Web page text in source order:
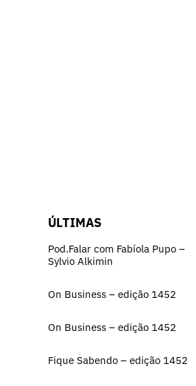
ÚLTIMAS
Pod.Falar com Fabíola Pupo –
Sylvio Alkimin
On Business – edição 1452
On Business – edição 1452
Fique Sabendo – edição 1452